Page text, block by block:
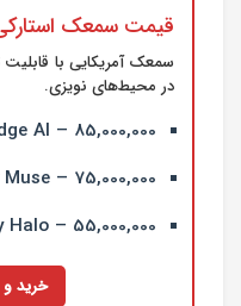
قیمت سمعک
سمعک آمریکایی با
در محیط‌های نویزی.
AI – 85,000,000
– 75,000,000
– 55,000,000
خرید